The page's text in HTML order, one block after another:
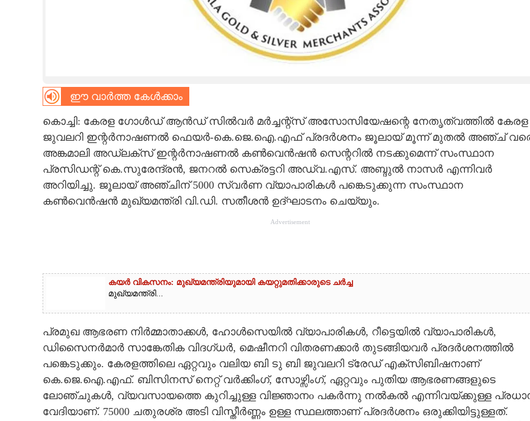
LITERATURE
ഈ വാർത്ത കേൾക്കാം
കൊച്ചി: കേരള ഗോൾഡ് ആൻഡ് സിൽവർ മർച്ചന്റ്സ് അസോസിയേഷന്റെ നേതൃത്വത്തിൽ കേരള
ജുവലറി ഇന്റർനാഷണൽ ഫെയർ-കെ.ജെ.ഐ.എഫ് പ്രദർശനം ജൂലായ് മൂന്ന് മുതൽ അഞ്ച്
അങ്കമാലി അഡ്ലക്സ് ഇന്റർനാഷണൽ കൺവെൻഷൻ സെന്ററിൽ നടക്കുമെന്ന് സംസ്ഥാന
പ്രസിഡന്റ് കെ.സുരേന്ദ്രൻ, ജനറൽ സെക്രട്ടറി അഡ്വ.എസ്. അബ്ദുൽ നാസർ എന്നിവർ
അറിയിച്ചു. ജൂലായ് അഞ്ചിന് 5000 സ്വർണ വ്യാപാരികൾ പങ്കെടുക്കുന്ന സംസ്ഥാന
കൺവെൻഷൻ മുഖ്യമന്ത്രി വി.ഡി. സതീശൻ ഉദ്ഘാടനം ചെയ്യും.
Advertisement
കയർ വികസനം: മുഖ്യമന്ത്രിയുമായി കയറ്റുമതിക്കാരുടെ ചർച്ച
മുഖ്യമന്ത്രി...
പ്രമുഖ ആഭരണ നിർമ്മാതാക്കൾ, ഹോൾസെയിൽ വ്യാപാരികൾ, റീട്ടെയിൽ വ്യാപാരികൾ,
ഡിസൈനർമാർ സാങ്കേതിക വിദഗ്ധർ, മെഷീനറി വിതരണക്കാർ തുടങ്ങിയവർ പ്രദർശനത്തിൽ
പങ്കെടുക്കും. കേരളത്തിലെ ഏറ്റവും വലിയ ബി ടു ബി ജുവലറി ട്രേഡ് എക്‌സിബിഷനാണ്
കെ.ജെ.ഐ.എഫ്. ബിസിനസ് നെറ്റ് വർക്കിംഗ്, സോഴ്സിംഗ്, ഏറ്റവും പുതിയ ആഭരണങ്ങളുടെ
ലോഞ്ചുകൾ, വ്യവസായത്തെ കുറിച്ചുള്ള വിജ്ഞാനo പകർന്നു നൽകൽ എന്നിവയ്ക്കുള്ള
വേദിയാണ്. 75000 ചതുരശ്ര അടി വിസ്തീർണ്ണം ഉള്ള സ്ഥലത്താണ് പ്രദർശനം ഒരുക്കിയിട്ടുള്ളത്.